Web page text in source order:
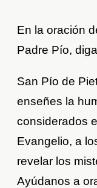
En la oración
Padre Pío,
San Pío de
enseñes la
considerados
Evangelio, a
revelar los
Ayúdanos a